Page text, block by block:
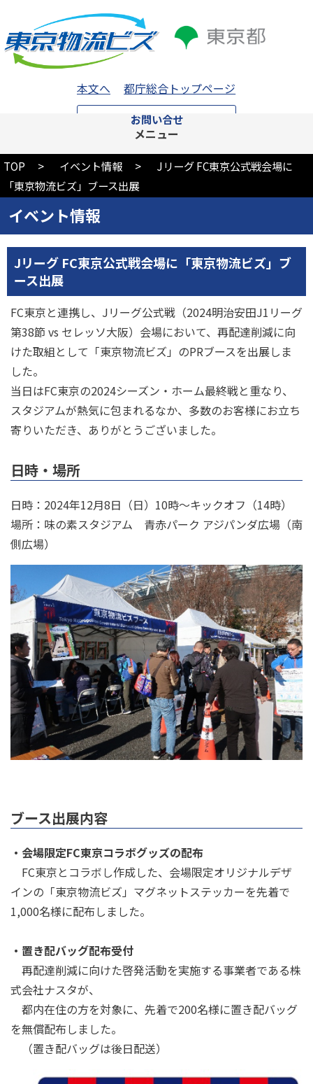
本文へ 都庁総合トップページ
お問い合せ
メニュー
TOP イベント情報
Jリーグ FC東京公式戦会場に
「東京物流ビズ」ブース出展
イベント情報
Jリーグ FC東京公式戦会場に「東京物流ビズ」ブ
ース出展
FC東京と連携し、Jリーグ公式戦（2024明治安田J1リーグ
第38節 vs セレッソ大阪）会場において、再配達削減に向
けた取組として「東京物流ビズ」のPRブースを出展しま
した。
当日はFC東京の2024シーズン・ホーム最終戦と重なり、
スタジアムが熱気に包まれるなか、多数のお客様にお立ち
寄りいただき、ありがとうございました。
日時・場所
日時：2024年12月8日（日）10時～キックオフ（14時）
場所：味の素スタジアム 青赤パーク アジパンダ広場（南
側広場）
ブース出展内容
・会場限定FC東京コラボグッズの配布
FC東京とコラボし作成した、会場限定オリジナルデザ
インの「東京物流ビズ」マグネットステッカーを先着で
1,000名様に配布しました。
・置き配バッグ配布受付
再配達削減に向けた啓発活動を実施する事業者である株
式会社ナスタが、
都内在住の方を対象に、先着で200名様に置き配バッグ
を無償配布しました。
（置き配バッグは後日配送）